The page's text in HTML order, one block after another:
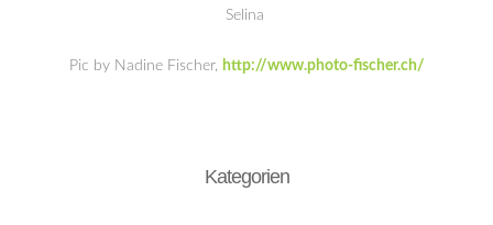
Selina
Pic by Nadine Fischer, http://www.photo-fischer.ch/
Kategorien